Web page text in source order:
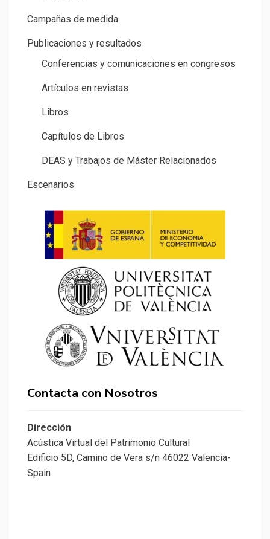
Campañas de medida
Publicaciones y resultados
Conferencias y comunicaciones en congresos
Artículos en revistas
Libros
Capítulos de Libros
DEAS y Trabajos de Máster Relacionados
Escenarios
Contacta con Nosotros
Dirección
Acústica Virtual del Patrimonio Cultural
Edificio 5D, Camino de Vera s/n 46022 Valencia-
Spain